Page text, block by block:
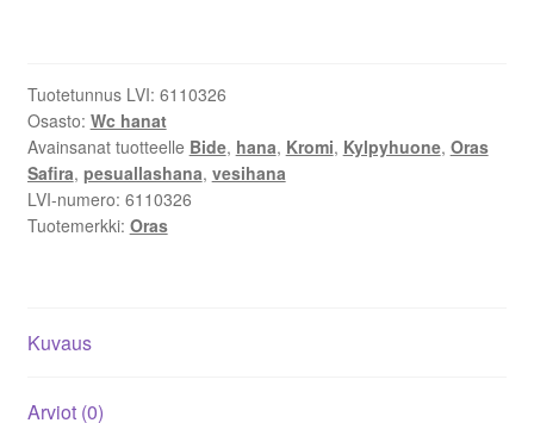
määrä
Tuotetunnus LVI: 6110326
Osasto: Wc hanat
Avainsanat tuotteelle Bide, hana, Kromi, Kylpyhuone, Oras
Safira, pesuallashana, vesihana
LVI-numero: 6110326
Tuotemerkki: Oras
Kuvaus
Arviot (0)